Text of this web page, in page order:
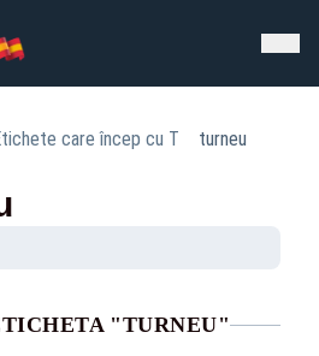
care încep cu T turneu
"TURNEU"